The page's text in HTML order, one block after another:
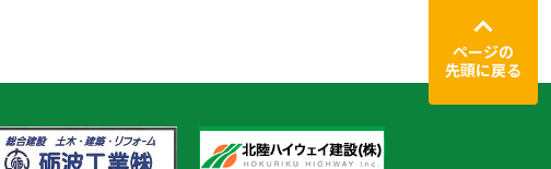
ページの
先頭に戻る